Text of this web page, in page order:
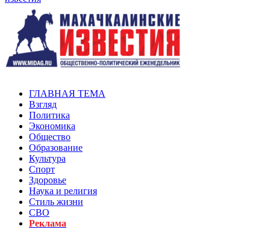
ГЛАВНАЯ ТЕМА
Взгляд
Политика
Экономика
Общество
Образование
Культура
Спорт
Здоровье
Наука и религия
Стиль жизни
СВО
Реклама